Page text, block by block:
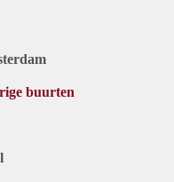
buurten